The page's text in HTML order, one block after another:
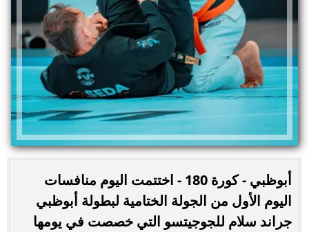
أبوظبي - كورة 180 - اختتمت اليوم منافسات
اليوم الأول من الجولة الختامية لبطولة أبوظبي
جراند سلام للجوجيتسو التي خصصت في يومها